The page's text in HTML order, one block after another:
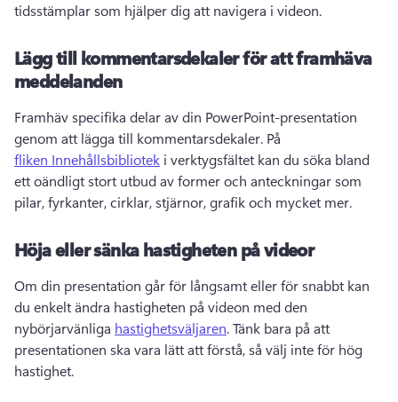
tidsstämplar som hjälper dig att navigera i videon.
Lägg till kommentarsdekaler för att framhäva
meddelanden
Framhäv specifika delar av din PowerPoint-presentation
genom att lägga till kommentarsdekaler. På
fliken Innehållsbibliotek i verktygsfältet kan du söka bland
ett oändligt stort utbud av former och anteckningar som
pilar, fyrkanter, cirklar, stjärnor, grafik och mycket mer.
Höja eller sänka hastigheten på videor
Om din presentation går för långsamt eller för snabbt kan
du enkelt ändra hastigheten på videon med den
nybörjarvänliga hastighetsväljaren. Tänk bara på att
presentationen ska vara lätt att förstå, så välj inte för hög
hastighet.